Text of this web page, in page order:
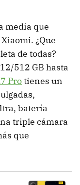
media que
¿Que
de todas?
512 GB hasta
Protienes un
batería
triple cámara
que